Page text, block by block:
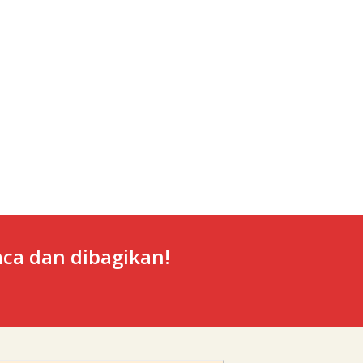
dan dibagikan!